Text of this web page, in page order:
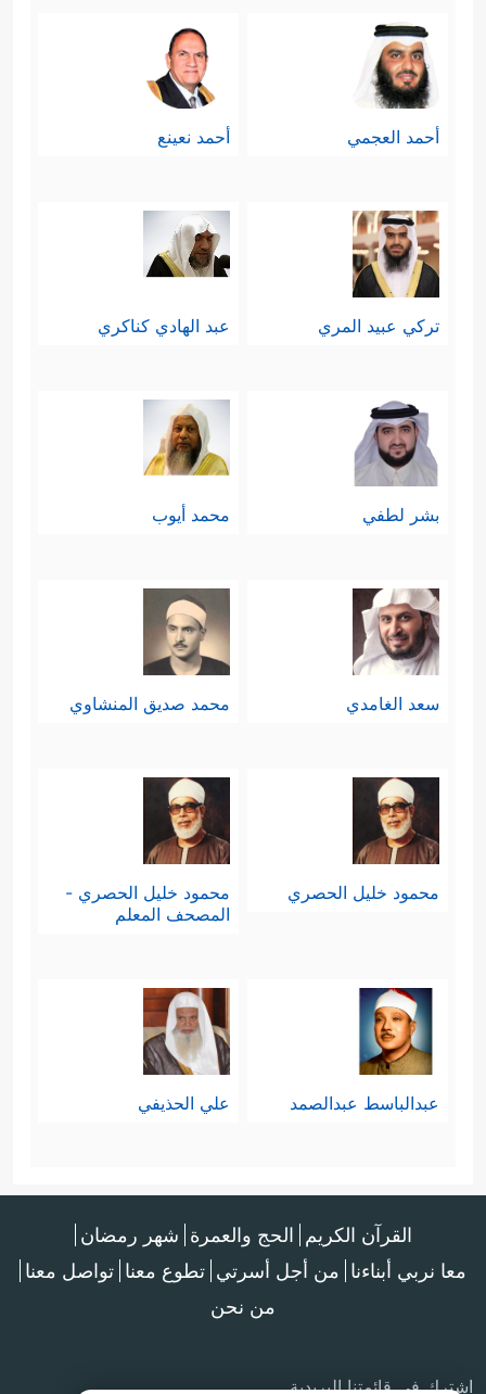
أحمد العجمي أحمد نعينع
تركي عبيد المري عبد الهادي كناكري
بشر لطفي محمد أيوب
سعد الغامدي محمد صديق المنشاوي
محمود خليل الحصري
محمود خليل الحصري -
المصحف المعلم
عبدالباسط عبدالصمد علي الحذيفي
القرآن الكريم الحج والعمرة شهر رمضان
معا نربي أبناءنا من أجل أسرتي تطوع معنا تواصل معنا
من نحن
اشترك في قائمتنا البريدية